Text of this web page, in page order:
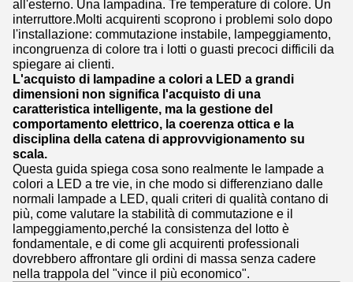
all'esterno. Una lampadina. Tre temperature di colore. Un
interruttore.Molti acquirenti scoprono i problemi solo dopo
l'installazione: commutazione instabile, lampeggiamento,
incongruenza di colore tra i lotti o guasti precoci difficili da
spiegare ai clienti.
L'acquisto di lampadine a colori a LED a grandi
dimensioni non significa l'acquisto di una
caratteristica intelligente, ma la gestione del
comportamento elettrico, la coerenza ottica e la
disciplina della catena di approvvigionamento su
scala.
Questa guida spiega cosa sono realmente le lampade a
colori a LED a tre vie, in che modo si differenziano dalle
normali lampade a LED, quali criteri di qualità contano di
più, come valutare la stabilità di commutazione e il
lampeggiamento,perché la consistenza del lotto è
fondamentale, e di come gli acquirenti professionali
dovrebbero affrontare gli ordini di massa senza cadere
nella trappola del "vince il più economico".